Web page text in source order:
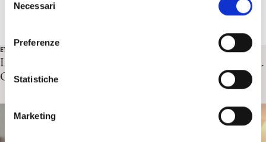
z
i
o
e
Necessari
Preferenze
Statistiche
Marketing
ETÀ ADULTA
Lavorare intorno al bianco. La clinica contemporanea. A.
Giuffrida